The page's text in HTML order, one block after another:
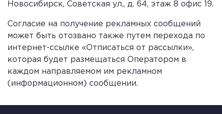
Новосибирск, Советская ул., д. 64, этаж 8 офис 19.
Согласие на получение рекламных сообщений
может быть отозвано также путем перехода по
интернет-ссылке «Отписаться от рассылки»,
которая будет размещаться Оператором в
каждом направляемом им рекламном
(информационном) сообщении.